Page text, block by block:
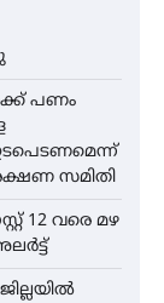
പണം
സമിതി
12 വരെ മഴ